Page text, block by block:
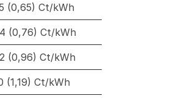
(0,65) Ct/kWh
(0,76) Ct/kWh
(0,96) Ct/kWh
(1,19) Ct/kWh